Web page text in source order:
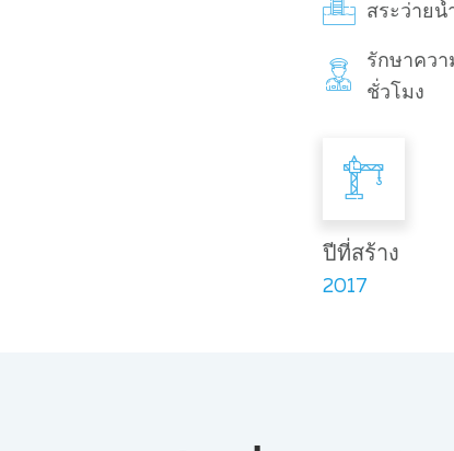
สระว่าย
รักษาคว
ชั่วโมง
ปีที่สร้าง
2017